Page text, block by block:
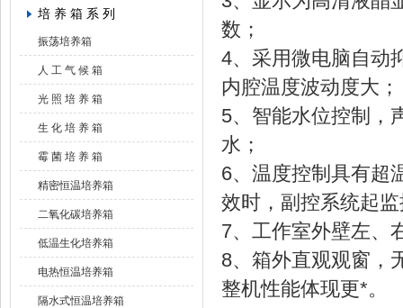
培 养 箱 系 列
振荡培养箱
人 工 气 候 箱
光 照 培 养 箱
生 化 培 养 箱
霉 菌 培 养 箱
精密恒温培养箱
二氧化碳培养箱
低温生化培养箱
电热恒温培养箱
隔水式恒温培养箱
数；
4、采用微电脑自动
内腔温度波动度大
5、智能水位控制，
水；
6、温度控制具有超
效时，副控系统起
7、工作室外壁左、
8、箱外直观观窗，
整机性能体现更*。